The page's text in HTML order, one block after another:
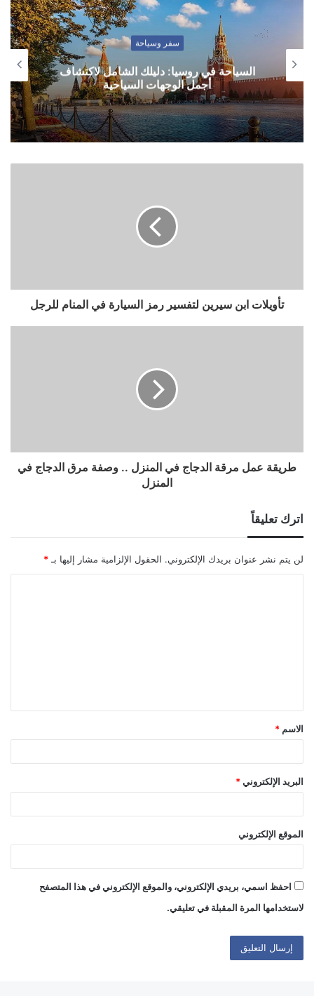
سفر وسياحة
السياحة في روسيا: دليلك الشامل لاكتشاف
أجمل الوجهات السياحية
تأويلات ابن سيرين لتفسير رمز السيارة في المنام للرجل
طريقة عمل مرقة الدجاج في المنزل .. وصفة مرق الدجاج في
المنزل
اترك تعليقاً
لن يتم نشر عنوان بريدك الإلكتروني. الحقول الإلزامية مشار إليها بـ *
ق
*
الاسم *
البريد الإلكتروني *
الموقع الإلكتروني
احفظ اسمي، بريدي الإلكتروني، والموقع الإلكتروني في هذا المتصفح
لاستخدامها المرة المقبلة في تعليقي.